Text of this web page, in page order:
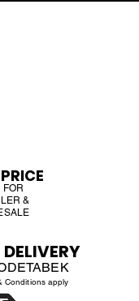
FOR
&
DELIVERY
Conditions apply